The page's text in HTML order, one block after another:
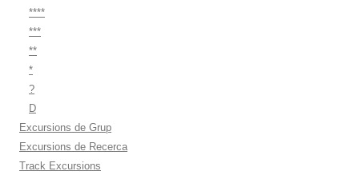
****
***
**
*
?
D
Excursions de Grup
Excursions de Recerca
Track Excursions